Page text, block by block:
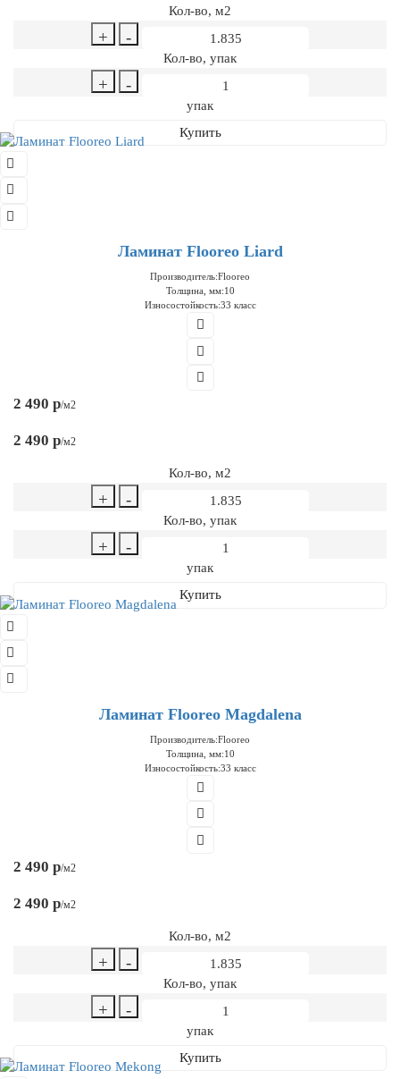
Кол-во, м2
+ -
Кол-во, упак
+ -
упак
Купить
Ламинат Flooreo Liard
Производитель:Flooreo
Толщина, мм:10
Износостойкость:33 класс
2 490 р/м2
2 490 р/м2
Кол-во, м2
+ -
Кол-во, упак
+ -
упак
Купить
Ламинат Flooreo Magdalena
Производитель:Flooreo
Толщина, мм:10
Износостойкость:33 класс
2 490 р/м2
2 490 р/м2
Кол-во, м2
+ -
Кол-во, упак
+ -
упак
Купить